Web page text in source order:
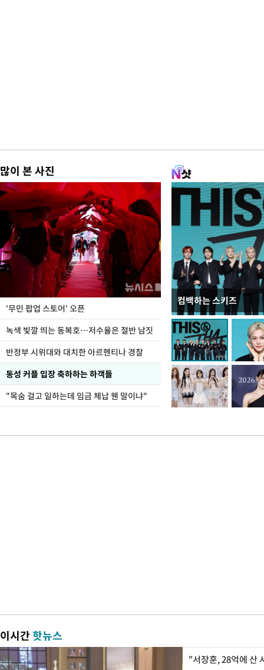
많이 본 사진
'무민 팝업 스토어' 오픈
녹색 빛깔 띄는 동복호…저수율은 절반 남짓
반정부 시위대와 대치한 아르헨티나 경찰
동성 커플 입장 축하하는 하객들
"목숨 걸고 일하는데 임금 체납 웬 말이냐"
컴백하는 스키즈
지석천 뒤덮은 개구리
이시간핫뉴스
"서장훈, 28억에 산